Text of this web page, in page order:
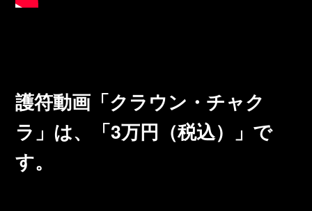
護符動画「クラウン・チャク
ラ」は、
「3万円（税込）」で
す。